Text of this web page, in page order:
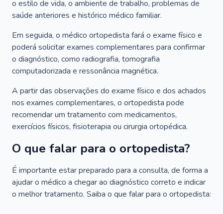
o estilo de vida, o ambiente de trabalho, problemas de
saúde anteriores e histórico médico familiar.
Em seguida, o médico ortopedista fará o exame físico e
poderá solicitar exames complementares para confirmar
o diagnóstico, como radiografia, tomografia
computadorizada e ressonância magnética.
A partir das observações do exame físico e dos achados
nos exames complementares, o ortopedista pode
recomendar um tratamento com medicamentos,
exercícios físicos, fisioterapia ou cirurgia ortopédica.
O que falar para o ortopedista?
É importante estar preparado para a consulta, de forma a
ajudar o médico a chegar ao diagnóstico correto e indicar
o melhor tratamento. Saiba o que falar para o ortopedista: